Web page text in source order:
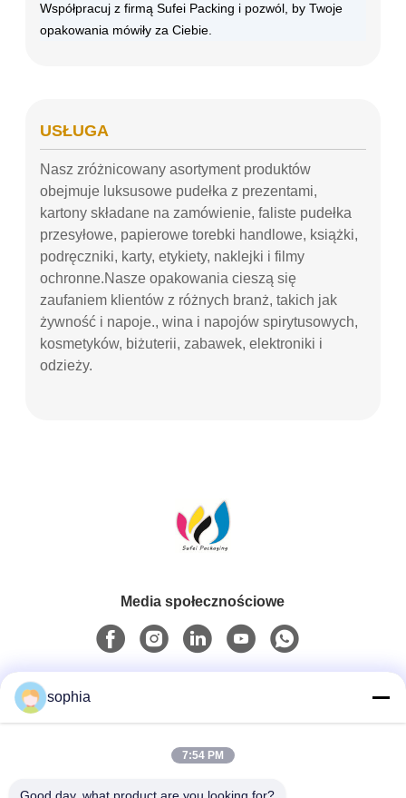
Współpracuj z firmą Sufei Packing i pozwól, by Twoje
opakowania mówiły za Ciebie.
USŁUGA
Nasz zróżnicowany asortyment produktów
obejmuje luksusowe pudełka z prezentami,
kartony składane na zamówienie, faliste pudełka
przesyłowe, papierowe torebki handlowe, książki,
podręczniki, karty, etykiety, naklejki i filmy
ochronne.Nasze opakowania cieszą się
zaufaniem klientów z różnych branż, takich jak
żywność i napoje., wina i napojów spirytusowych,
kosmetyków, biżuterii, zabawek, elektroniki i
odzieży.
Media społecznościowe
0086-13128969971
sophia
7:54 PM